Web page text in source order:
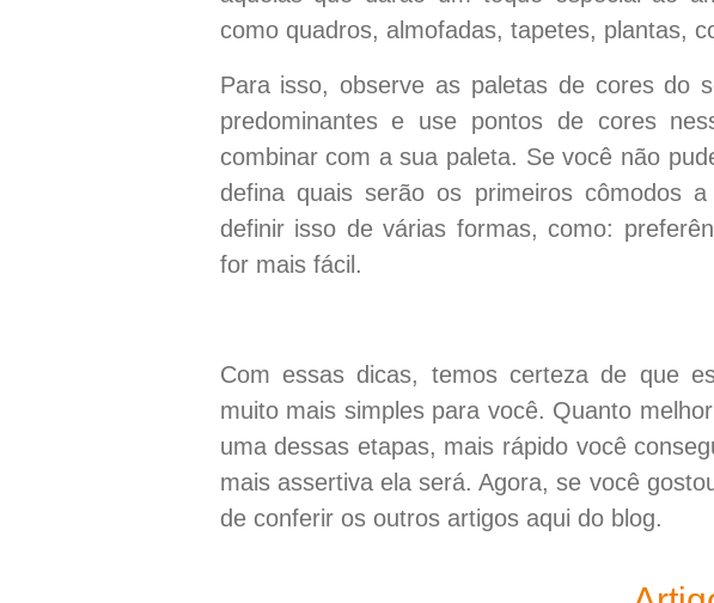
como quadros, almofadas, tapetes, plantas,
Para isso, observe as paletas de cores do
predominantes e use pontos de cores
combinar com a sua paleta. Se você não
defina quais serão os primeiros cômodos
definir isso de várias formas, como:
for mais fácil.
Com essas dicas, temos certeza de que
muito mais simples para você. Quanto
uma dessas etapas, mais rápido você
mais assertiva ela será. Agora, se você
de conferir os outros artigos aqui do blog.